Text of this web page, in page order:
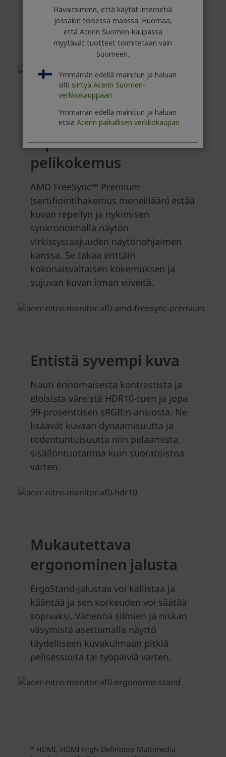
Havaitsimme, että käytät internetiä
jossakin toisessa maassa. Huomaa,
että Acerin Suomen-kaupassa
myytävät tuotteet toimitetaan vain
Suomeen.
Ymmärrän edellä mainitun ja haluan
silti siirtyä Acerin Suomen-
verkkokauppaan
Ymmärrän edellä mainitun ja haluan
etsiä Acerin paikallisen verkkokaupan